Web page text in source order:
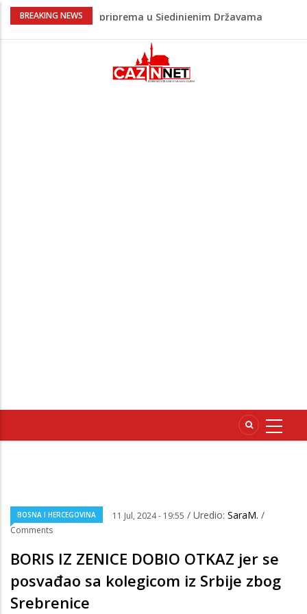
BREAKING NEWS
Pred nama je novi toplotni talas:
Pojačan saobraćaj i gužve na granicama:
Na pojedinim prijelazima kolone već od
jutarnjih sati
BOSNA I HERCEGOVINA 11 Jul, 2024 - 19:55 / Uredio: SaraM. /
Comments
BORIS IZ ZENICE DOBIO OTKAZ jer se
posvađao sa kolegicom iz Srbije zbog
Srebrenice